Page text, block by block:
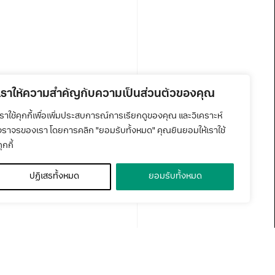
ราให้ความสำคัญกับความเป็นส่วนตัวของคุณ
ราใช้คุกกี้เพื่อเพิ่มประสบการณ์การเรียกดูของคุณ และวิเคราะห์
ราจรของเรา โดยการคลิก "ยอมรับทั้งหมด" คุณยินยอมให้เราใช้
กกี้
ปฏิเสธทั้งหมด ยอมรับทั้งหมด